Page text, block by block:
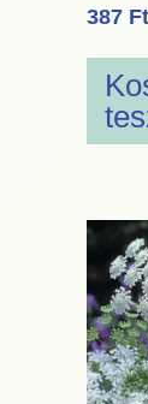
387 Ft